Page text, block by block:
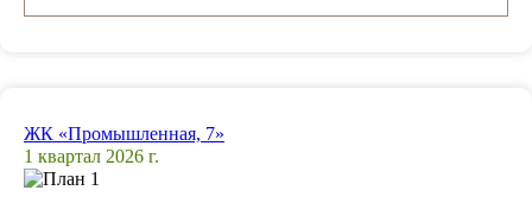
ЖК «Промышленная, 7»
1 квартал 2026 г.